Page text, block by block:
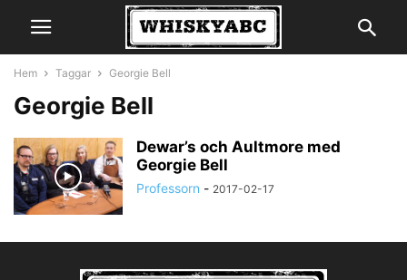
Hem Taggar Georgie Bell
Georgie Bell
Dewar’s och Aultmore med
Georgie Bell
Professorn - 2017-02-17